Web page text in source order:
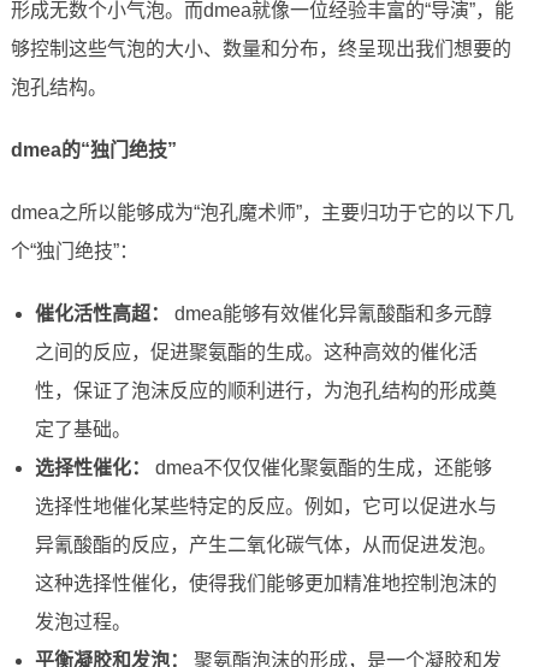
形成无数个小气泡。而dmea就像一位经验丰富的“导演”，能
够控制这些气泡的大小、数量和分布，终呈现出我们想要的
泡孔结构。
dmea的“独门绝技”
dmea之所以能够成为“泡孔魔术师”，主要归功于它的以下几
个“独门绝技”：
催化活性高超：
dmea能够有效催化异氰酸酯和多元醇
之间的反应，促进聚氨酯的生成。这种高效的催化活
性，保证了泡沫反应的顺利进行，为泡孔结构的形成奠
定了基础。
选择性催化：
dmea不仅仅催化聚氨酯的生成，还能够
选择性地催化某些特定的反应。例如，它可以促进水与
异氰酸酯的反应，产生二氧化碳气体，从而促进发泡。
这种选择性催化，使得我们能够更加精准地控制泡沫的
发泡过程。
平衡凝胶和发泡：
聚氨酯泡沫的形成，是一个凝胶和发